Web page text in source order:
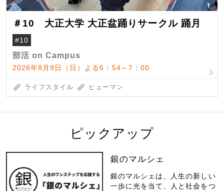
＃10 大正大学 大正盆踊りサークル 踊月
#10
部活 on Campus
2026年8月9日（日）よる6：54～7：00
ライフスタイル ヒューマン
ピックアップ
銀のマルシェ
銀のマルシェは、人生の新しい
一歩に光を当て、人と社会をつ